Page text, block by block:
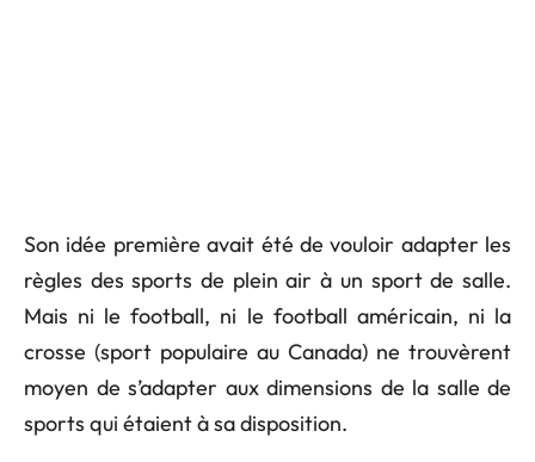
Son idée première avait été de vouloir adapter les
règles des sports de plein air à un sport de salle.
Mais ni le football, ni le football américain, ni la
crosse (sport populaire au Canada) ne trouvèrent
moyen de s’adapter aux dimensions de la salle de
sports qui étaient à sa disposition.